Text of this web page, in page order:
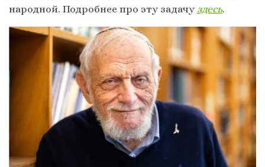
народной. Подробнее про эту задачу здесь.